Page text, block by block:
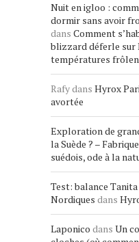
Nuit en igloo :
dormir sans avoir
dans Comment
blizzard déferle sur
températures
Rafydans Hyrox
avortée
Exploration de
la Suède ? –
suédois, ode à la
Test: balance
Nordiques dans
Laponico dans Un